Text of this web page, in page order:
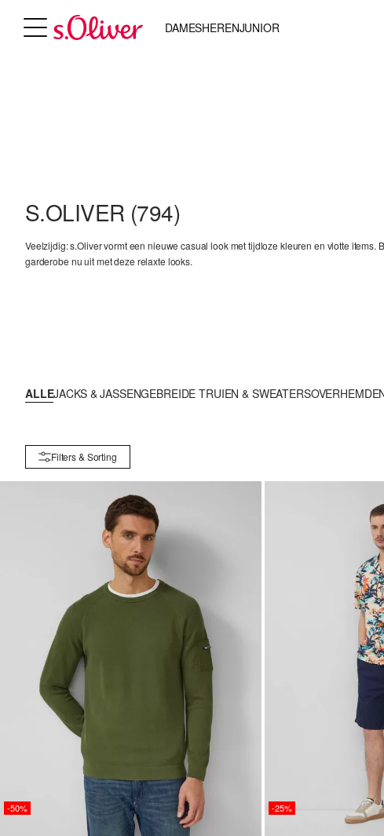
DAMESHERENJUNIOR
S.OLIVER (794)
Veelzijdig: s.Oliver vormt een nieuwe casual look met tijdloze kleuren en vlotte items.
garderobe nu uit met deze relaxte looks.
ALLEJACKS & JASSENGEBREIDE TRUIEN & SWEATERS
Filters & Sorting
-50% -25%